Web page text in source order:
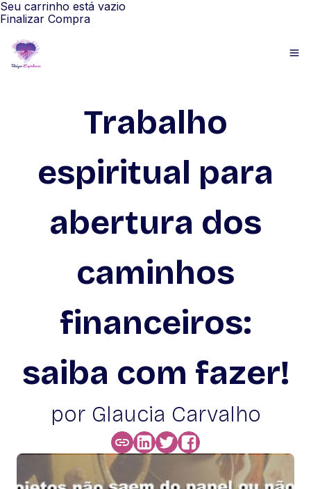
Seu carrinho está vazio
Finalizar Compra
Trabalho
espiritual para
abertura dos
caminhos
financeiros:
saiba com fazer!
por Glaucia Carvalho